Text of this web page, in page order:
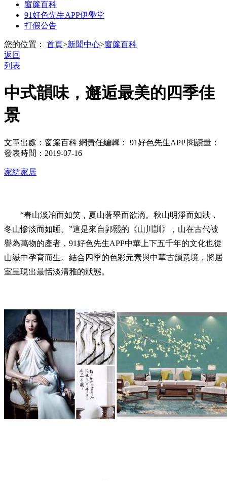
窗簾百科
91好色先生APP伊學堂
打假公告
您的位置： 首頁>新聞中心>窗簾百科
返回
列表
中式韻味，邂逅最美的四季佳
景
文章出處：窗簾百科 網責任編輯： 91好色先生APP 閱讀量：
發表時間：2019-07-16
家紡家居
“春山淡冶而如笑，夏山蒼翠而欲滴。秋山明淨而如狀，
冬山慘淡而如睡。”這是來自郭熙的《山川訓》，山在古代被
譽為萬物的產者，91好色先生APP中華上下五千年的文化也從
山嶽中孕育而生。結合四季的色彩元素與中華古韻意境，將居
室呈現出最恬淡清雅的狀態。